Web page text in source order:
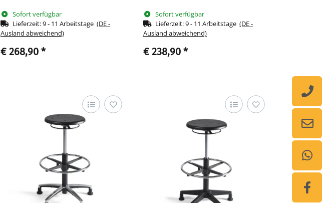
Sofort verfügbar
Lieferzeit:9 - 11 Arbeitstage(DE -
Ausland abweichend)
€ 268,90 *
Sofort verfügbar
Lieferzeit:9 - 11 Arbeitstage(DE -
Ausland abweichend)
€ 238,90 *